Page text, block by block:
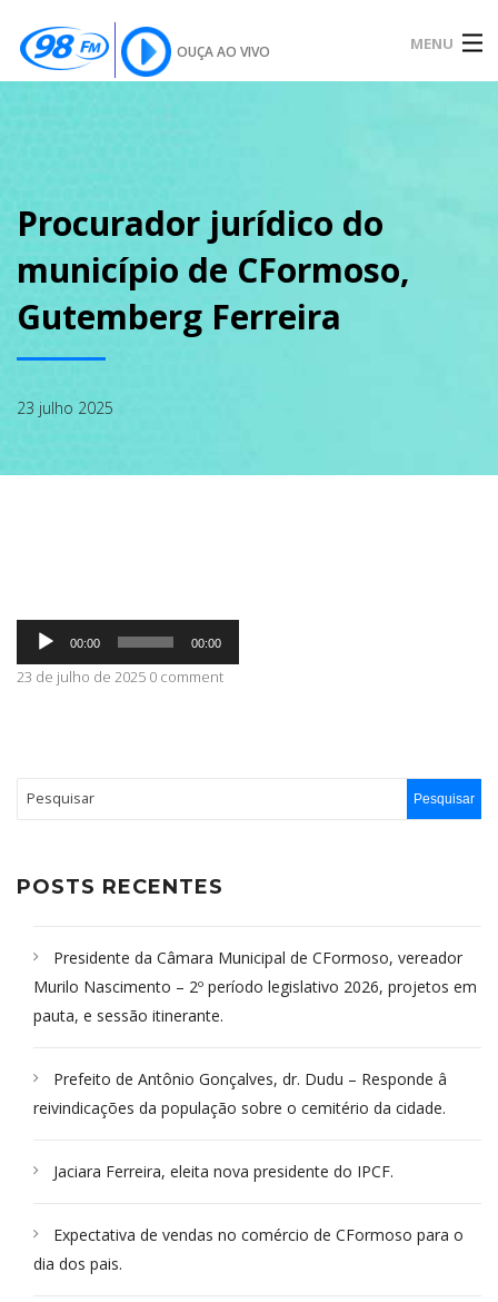
OUÇA AO VIVO MENU
SOBRE
CONTATO
Procurador jurídico do
município de CFormoso,
Gutemberg Ferreira
23 julho 2025
Tocador
áudio
00:00 00:00
23 de julho de 2025 0 comment
POSTS RECENTES
Presidente da Câmara Municipal de CFormoso, vereador
Murilo Nascimento – 2º período legislativo 2026, projetos em
pauta, e sessão itinerante.
Prefeito de Antônio Gonçalves, dr. Dudu – Responde â
reivindicações da população sobre o cemitério da cidade.
Jaciara Ferreira, eleita nova presidente do IPCF.
Expectativa de vendas no comércio de CFormoso para o
dia dos pais.